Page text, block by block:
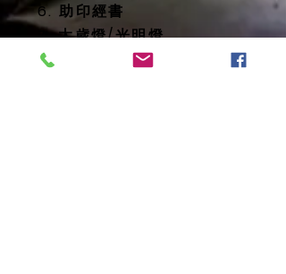
6. 助印經書
7. 太歲燈/光明燈
8. 消災延壽藥師佛燈